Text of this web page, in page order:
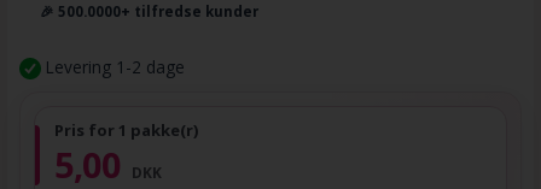
🎉 500.0000+ tilfredse kunder
Levering 1-2 dage
Pris for 1 pakke(r)
5,00 DKK